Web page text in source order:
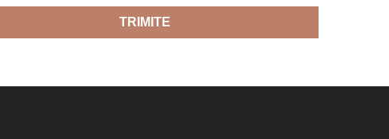
TRIMITE